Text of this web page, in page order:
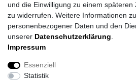
Impressum
und die Einwilligung zu einem
zu widerrufen. Weitere Informationen
personenbezogener Daten und den
unserer Daten­schutz­erklärung
Impressum
Essenziell
Statistik